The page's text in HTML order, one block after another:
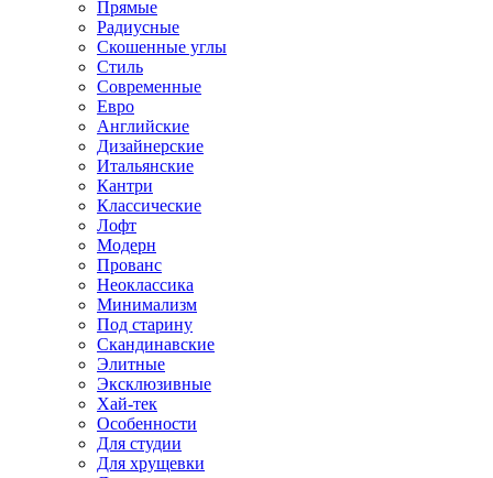
Прямые
Радиусные
Скошенные углы
Стиль
Современные
Евро
Английские
Дизайнерские
Итальянские
Кантри
Классические
Лофт
Модерн
Прованс
Неоклассика
Минимализм
Под старину
Скандинавские
Элитные
Эксклюзивные
Хай-тек
Особенности
Для студии
Для хрущевки